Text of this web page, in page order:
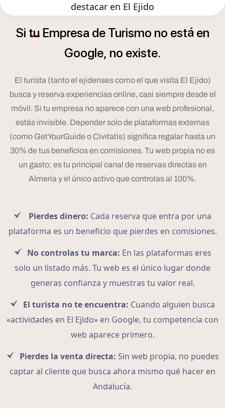
destacar en El Ejido
Si tu Empresa de Turismo no está en
Google, no existe.
El turista (tanto el ejidenses como el que visita El Ejido)
busca y reserva experiencias online, casi siempre desde el
móvil. Si tu empresa no aparece con una web profesional,
estás invisible. Depender solo de plataformas externas
(como GetYourGuide o Civitatis) significa regalar hasta un
30% de tus beneficios en comisiones. Tu web propia no es
un gasto; es tu principal canal de reservas directas en
Almería y el único activo que controlas al 100%.
Pierdes dinero: Cada reserva que entra por una
plataforma es un beneficio que pierdes en comisiones.
No controlas tu marca: En las plataformas eres
solo un listado más. Tu web es el único lugar donde
generas confianza y muestras tu valor real.
El turista no te encuentra: Cuando alguien busca
«actividades en El Ejido» en Google, tu competencia con
web aparece primero.
Pierdes la venta directa: Sin web propia, no puedes
captar al cliente que busca ahora mismo qué hacer en
Andalucía.